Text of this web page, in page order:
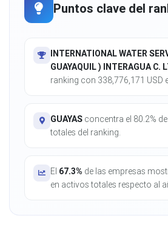
Puntos clave del
INTERNATIONAL WATER
GUAYAQUIL ) INTERAGUA C.
ranking con 338,776,171 USD
GUAYAS concentra el 80.2%
totales del ranking.
El 67.3% de las empresas
en activos totales respecto al